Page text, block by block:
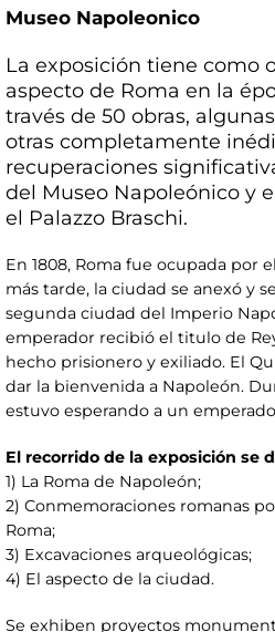
Museo Napoleonico
La exposición tiene como
aspecto de Roma en la
través de 50 obras,
otras completamente
recuperaciones
del Museo Napoleónico y
el Palazzo Braschi.
En 1808, Roma fue ocupada por
más tarde, la ciudad se anexó y
segunda ciudad del Imperio
emperador recibió el titulo de
hecho prisionero y exiliado. El
dar la bienvenida a Napoleón.
estuvo esperando a un
El recorrido de la exposición se
1) La Roma de Napoleón;
2) Conmemoraciones romanas
Roma;
3) Excavaciones arqueológicas;
4) El aspecto de la ciudad.
Se exhiben proyectos